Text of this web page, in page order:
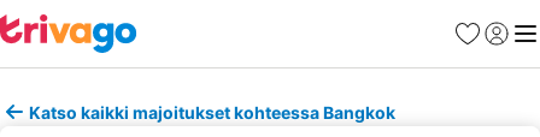
Suosikit
Katso kaikki majoitukset kohteessa Bangkok